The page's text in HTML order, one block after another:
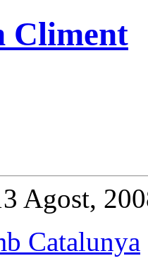
Climent
Agost,
Catalunya